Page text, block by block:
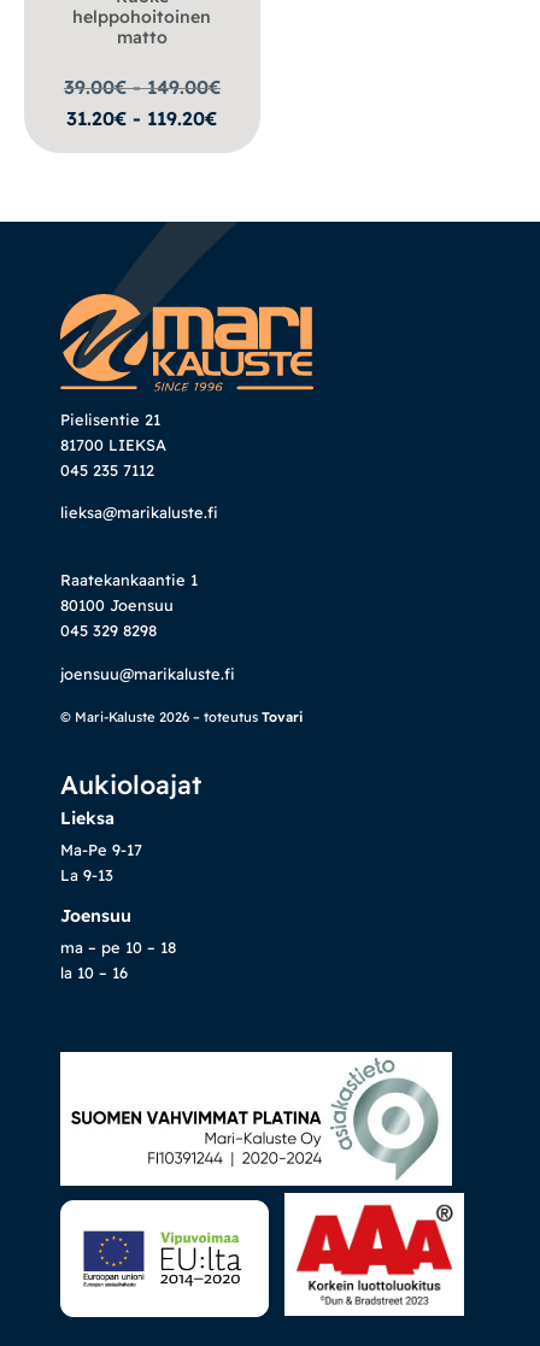
helppohoitoinen
matto
39.00€ - 149.00€
31.20€ - 119.20€
Pielisentie 21
81700 LIEKSA
045 235 7112
lieksa@marikaluste.fi
Raatekankaantie 1
80100 Joensuu
045 329 8298
joensuu@marikaluste.fi
© Mari-Kaluste 2026 – toteutus Tovari
Aukioloajat
Lieksa
Ma-Pe 9-17
La 9-13
Joensuu
ma – pe 10 – 18
la 10 – 16